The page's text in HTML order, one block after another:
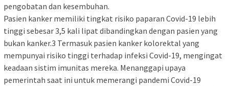
pengobatan dan kesembuhan.
Pasien kanker memiliki tingkat risiko paparan Covid-19 lebih
tinggi sebesar 3,5 kali lipat dibandingkan dengan pasien yang
bukan kanker.3 Termasuk pasien kanker kolorektal yang
mempunyai risiko tinggi terhadap infeksi Covid-19, mengingat
keadaan sistim imunitas mereka. Menanggapi upaya
pemerintah saat ini untuk memerangi pandemi Covid-19